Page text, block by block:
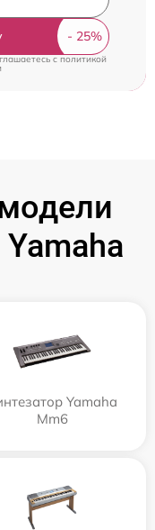
cполитикой
Yamaha
Mm6